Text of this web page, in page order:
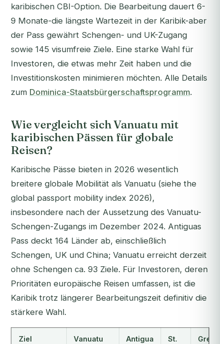
karibischen CBI-Option. Die Bearbeitung dauert 6-
9 Monate-die längste Wartezeit in der Karibik-aber
der Pass gewährt Schengen- und UK-Zugang
sowie 145 visumfreie Ziele. Eine starke Wahl für
Investoren, die etwas mehr Zeit haben und die
Investitionskosten minimieren möchten. Alle Details
zum Dominica-Staatsbürgerschaftsprogramm.
Wie vergleicht sich Vanuatu mit
karibischen Pässen für globale
Reisen?
Karibische Pässe bieten in 2026 wesentlich
breitere globale Mobilität als Vanuatu (siehe the
global passport mobility index 2026),
insbesondere nach der Aussetzung des Vanuatu-
Schengen-Zugangs im Dezember 2024. Antiguas
Pass deckt 164 Länder ab, einschließlich
Schengen, UK und China; Vanuatu erreicht derzeit
ohne Schengen ca. 93 Ziele. Für Investoren, deren
Prioritäten europäische Reisen umfassen, ist die
Karibik trotz längerer Bearbeitungszeit definitiv die
stärkere Wahl.
Ziel Vanuatu Antigua
St.